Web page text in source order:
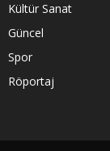
Kültür Sanat
Güncel
Spor
Röportaj